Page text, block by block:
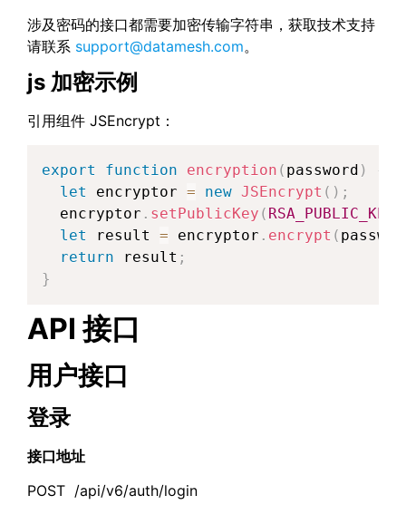
涉及密码的接口都需要加密传输字符串，获取技术支持
请联系 support@datamesh.com。
js 加密示例
引用组件 JSEncrypt：
export function encryption ( password )
{
let
encryptor = new JSEncrypt ( ) ;
  encryptor
. setPublicKey ( RSA_PUBLIC_KEY
let
result = encryptor . encrypt (
return result ;
}
API 接口
用户接口
登录
接口地址
POST /api/v6/auth/login